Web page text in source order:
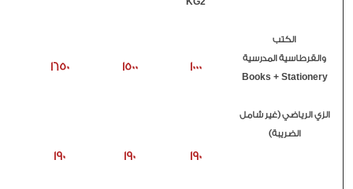
الكتب
والقرطاسية المدرسية
Books + Stationery
1000
1500
1650
الزي الرياضي (غير شامل
الضريبة)
190
190
190